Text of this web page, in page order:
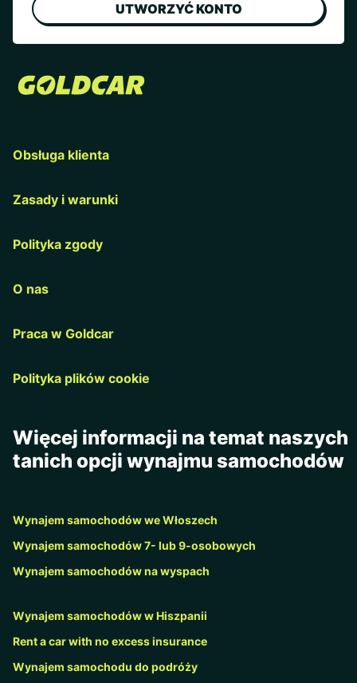
UTWORZYĆ KONTO
Obsługa klienta
Zasady i warunki
Polityka zgody
O nas
Praca w Goldcar
Polityka plików cookie
Więcej informacji na temat naszych
tanich opcji wynajmu samochodów
Wynajem samochodów we Włoszech
Wynajem samochodów 7- lub 9-osobowych
Wynajem samochodów na wyspach
Wynajem samochodów w Hiszpanii
Rent a car with no excess insurance
Wynajem samochodu do podróży